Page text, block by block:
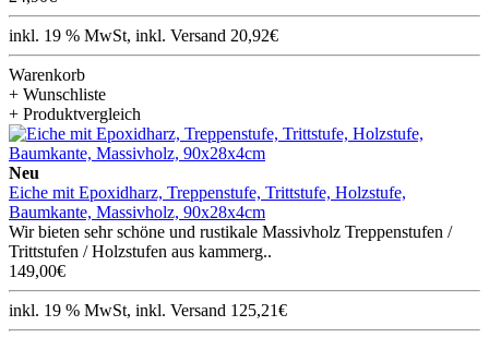
inkl. 19 % MwSt, inkl. Versand 20,92€
Warenkorb
+ Wunschliste
+ Produktvergleich
Neu
Eiche mit Epoxidharz, Treppenstufe, Trittstufe, Holzstufe,
Baumkante, Massivholz, 90x28x4cm
Wir bieten sehr schöne und rustikale Massivholz Treppenstufen /
Trittstufen / Holzstufen aus kammerg..
149,00€
inkl. 19 % MwSt, inkl. Versand 125,21€